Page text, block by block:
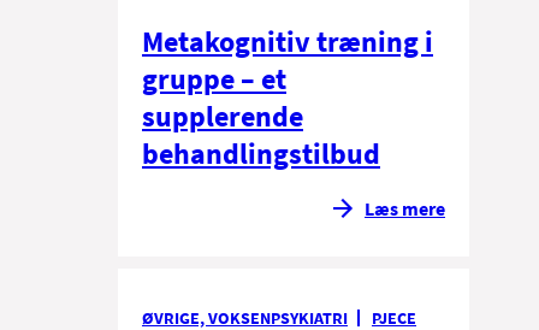
Metakognitiv træning i
gruppe – et
supplerende
behandlingstilbud
Læs mere
ØVRIGE, VOKSENPSYKIATRI PJECE